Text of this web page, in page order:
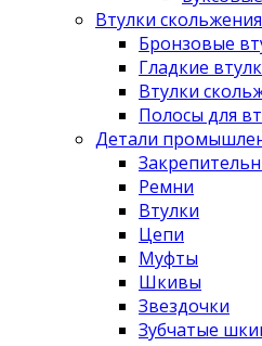
Втулки скольжения
Бронзовые
Гладкие
Втулки
Полосы для
Детали
Ремни
Втулки
Цепи
Муфты
Шкивы
Звездочки
Зубчатые